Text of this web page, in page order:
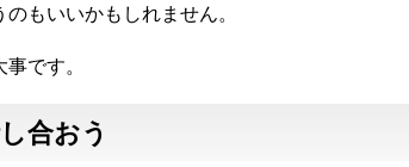
もいいかもしれません。
です。
合おう